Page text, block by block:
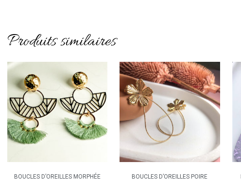
Produits similaires
BOUCLES D’OREILLES MORPHÉE BOUCLES D’OREILLES POIRE